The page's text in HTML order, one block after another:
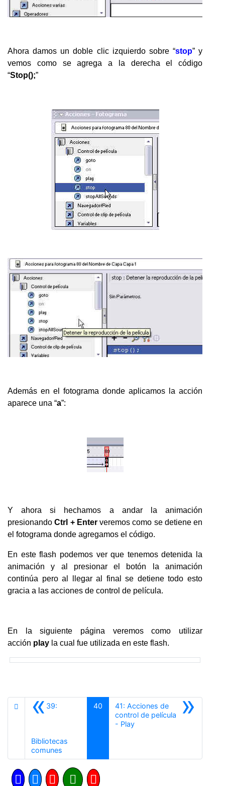
Ahora damos un doble clic izquierdo sobre “stop” y
vemos como se agrega a la derecha el código
“Stop();”
Además en el fotograma donde aplicamos la acción
aparece una “a”:
Y ahora si hechamos a andar la animación
presionandoCtrl + Enterveremos como se detiene en
el fotograma donde agregamos el código.
En este flash podemos ver que tenemos detenida la
animación y al presionar el botón la animación
continúa pero al llegar al final se detiene todo esto
gracia a las acciones de control de película.
En la siguiente página veremos como utilizar
acción play la cual fue utilizada en este flash.
«39:
Bibliotecas
comunes
40 »
41: Acciones de
control de película
- PlaySiguiente